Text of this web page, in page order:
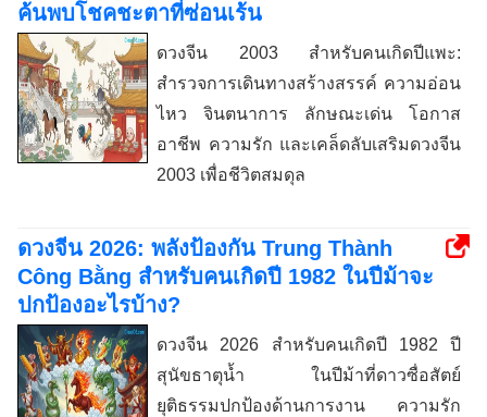
ค้นพบโชคชะตาที่ซ่อนเร้น
ดวงจีน 2003 สำหรับคนเกิดปีแพะ:
สำรวจการเดินทางสร้างสรรค์ ความอ่อน
ไหว จินตนาการ ลักษณะเด่น โอกาส
อาชีพ ความรัก และเคล็ดลับเสริมดวงจีน
2003 เพื่อชีวิตสมดุล
ดวงจีน 2026: พลังป้องกัน Trung Thành
Công Bằng สำหรับคนเกิดปี 1982 ในปีม้าจะ
ปกป้องอะไรบ้าง?
ดวงจีน 2026 สำหรับคนเกิดปี 1982 ปี
สุนัขธาตุน้ำ ในปีม้าที่ดาวซื่อสัตย์
ยุติธรรมปกป้องด้านการงาน ความรัก